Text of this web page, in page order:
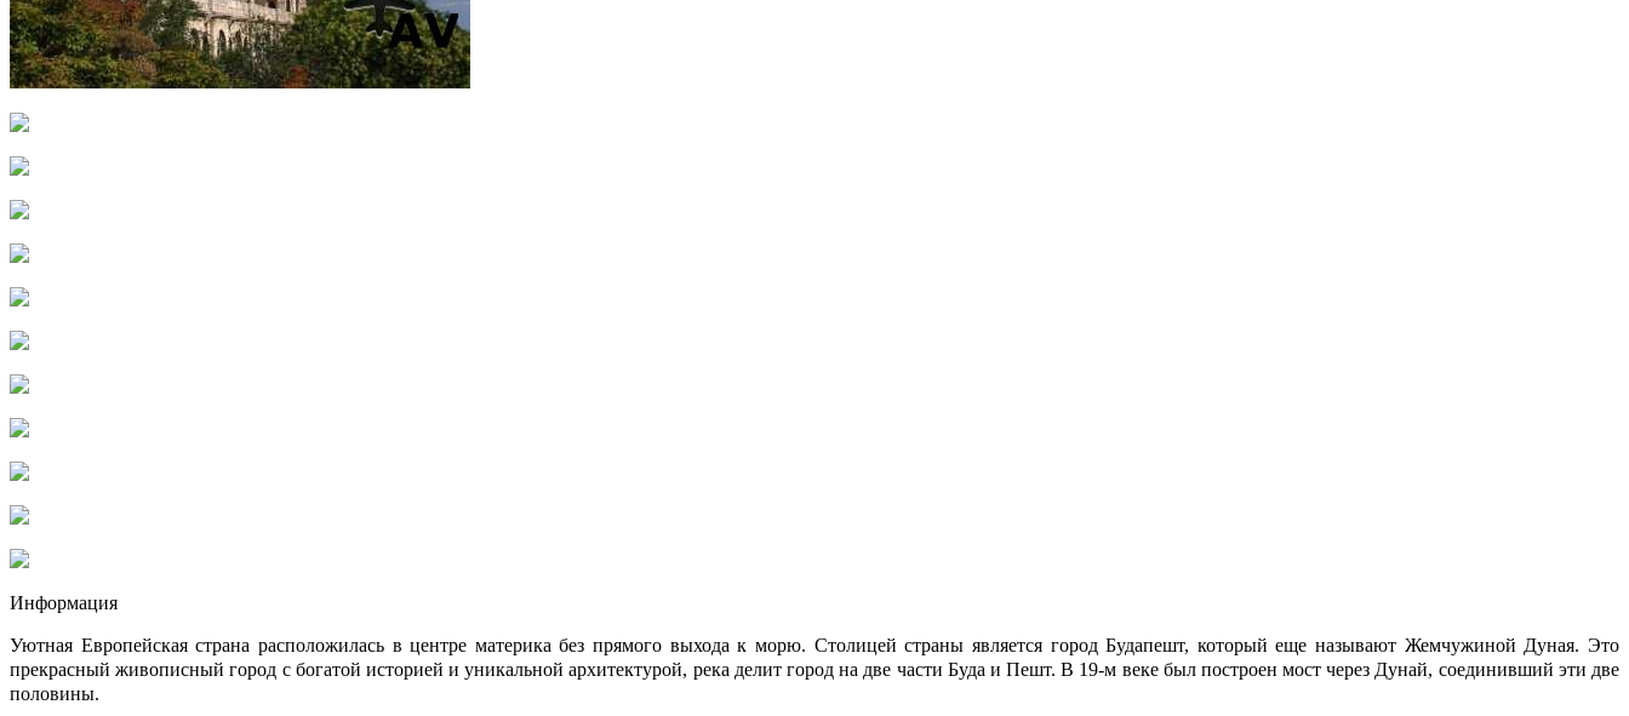
Информация
Уютная Европейская страна расположилась в центре материка без прямого выхода к морю. Столицей страны является город Будапешт, который еще называют Жемчужиной Дуная. Это
прекрасный живописный город с богатой историей и уникальной архитектурой, река делит город на две части Буда и Пешт. В 19-м веке был построен мост через Дунай, соединивший эти две
половины.